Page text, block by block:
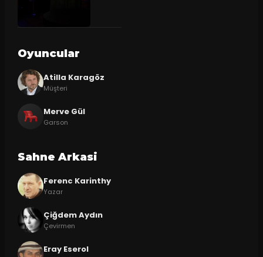
Oyuncular
Atilla Karagöz
Müşteri
Merve Gül
Garson
Sahne Arkasi
Ferenc Karinthy
Yazar
Çiğdem Aydın
Çevirmen
Eray Eserol